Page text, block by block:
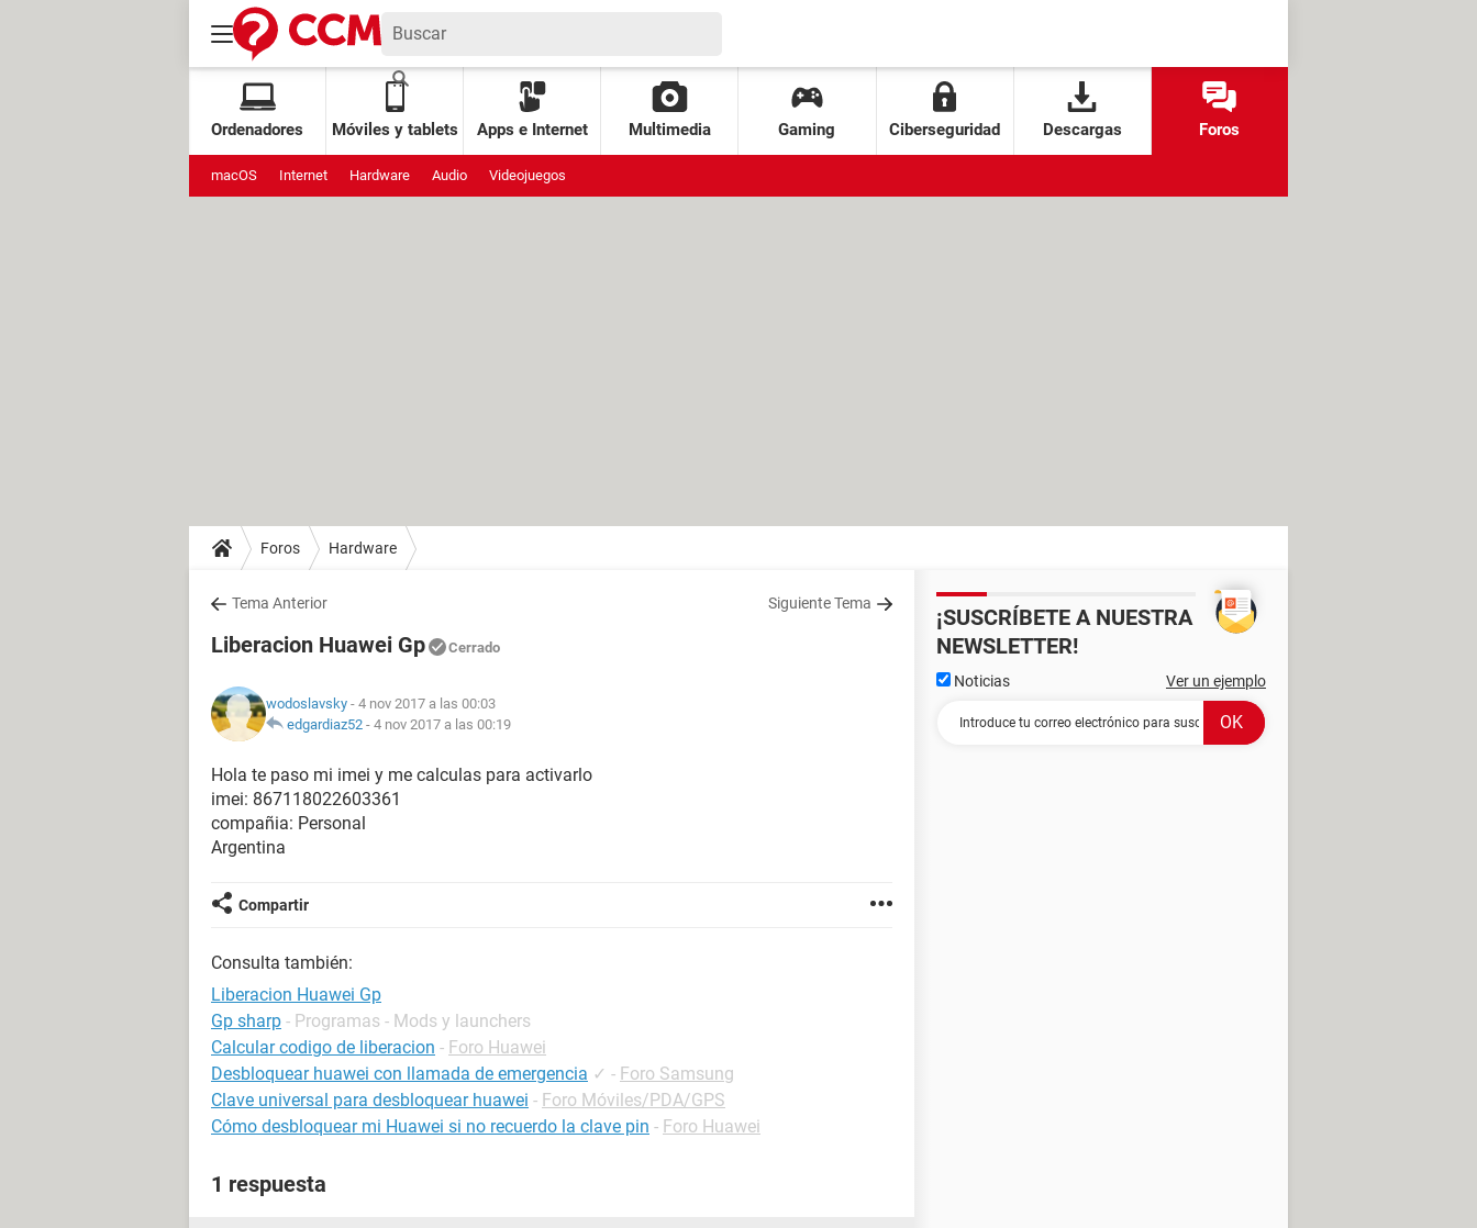
Ordenadores Móviles y tablets Apps e Internet Multimedia Gaming Ciberseguridad Descargas Foros
macOS Internet Hardware Audio Videojuegos
Foros Hardware
Tema Anterior Siguiente Tema
Liberacion Huawei Gp Cerrado
wodoslavsky - 4 nov 2017 a las 00:03
edgardiaz52 - 4 nov 2017 a las 00:19
Hola te paso mi imei y me calculas para activarlo
imei: 867118022603361
compañia: Personal
Argentina
Compartir
Consulta también:
Liberacion Huawei Gp
Gp sharp - Programas - Mods y launchers
Calcular codigo de liberacion - Foro Huawei
Desbloquear huawei con llamada de emergencia ✓ - Foro Samsung
Clave universal para desbloquear huawei - Foro Móviles/PDA/GPS
Cómo desbloquear mi Huawei si no recuerdo la clave pin - Foro Huawei
1 respuesta
¡SUSCRÍBETE A NUESTRA
NEWSLETTER!
Noticias Ver un ejemplo